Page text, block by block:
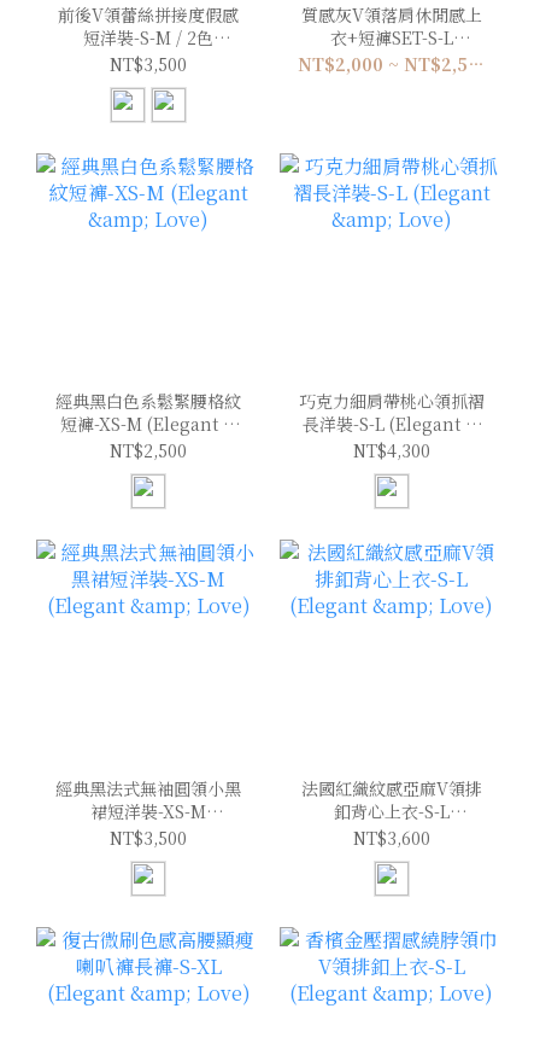
前後V領蕾絲拼接度假感
短洋裝-S-M / 2色
(Elegant & Love)
NT$3,500
質感灰V領落肩休閒感上
衣+短褲SET-S-L
(Elegant & Love) NT$2,000 ~ NT$2,500
經典黑白色系鬆緊腰格紋
短褲-XS-M (Elegant &
Love)
NT$2,500
巧克力細肩帶桃心領抓褶
長洋裝-S-L (Elegant &
Love)
NT$4,300
經典黑法式無袖圓領小黑
裙短洋裝-XS-M
(Elegant & Love)
NT$3,500
法國紅織紋感亞麻V領排
釦背心上衣-S-L
(Elegant & Love)
NT$3,600